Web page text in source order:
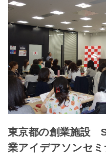
東京都の創業施設
業アイデアソンセ